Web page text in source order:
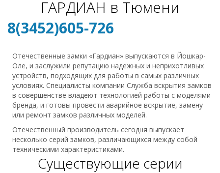
ГАРДИАН в Тюмени
8(3452)605-726
Отечественные замки «Гардиан» выпускаются в Йошкар-
Оле, и заслужили репутацию надежных и неприхотливых
устройств, подходящих для работы в самых различных
условиях. Специалисты компании Служба вскрытия замков
в совершенстве владеют технологией работы с моделями
бренда, и готовы провести аварийное вскрытие, замену
или ремонт замков различных моделей.
Отечественный производитель сегодня выпускает
несколько серий замков, различающихся между собой
техническими характеристиками.
Существующие серии